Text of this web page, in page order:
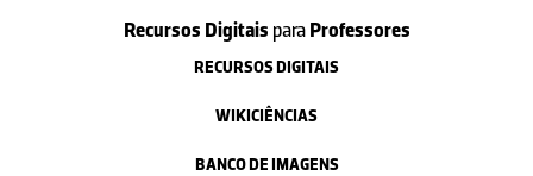
Recursos Digitais paraProfessores
RECURSOS DIGITAIS
WIKICIÊNCIAS
BANCO DE IMAGENS